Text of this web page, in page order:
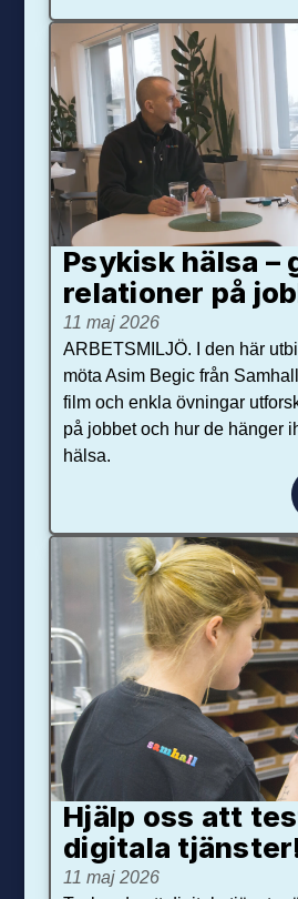
Psykisk hälsa –
relationer på
11 maj 2026
ARBETSMILJÖ. I den här
möta Asim Begic från
film och enkla övningar
på jobbet och hur de hänger
hälsa.
Hjälp oss att
digitala
11 maj 2026